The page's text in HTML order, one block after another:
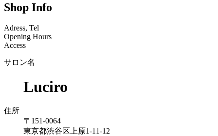
Shop Info
Adress, Tel
Opening Hours
Access
サロン名
Luciro
住所
〒151-0064
東京都渋谷区上原1-11-12